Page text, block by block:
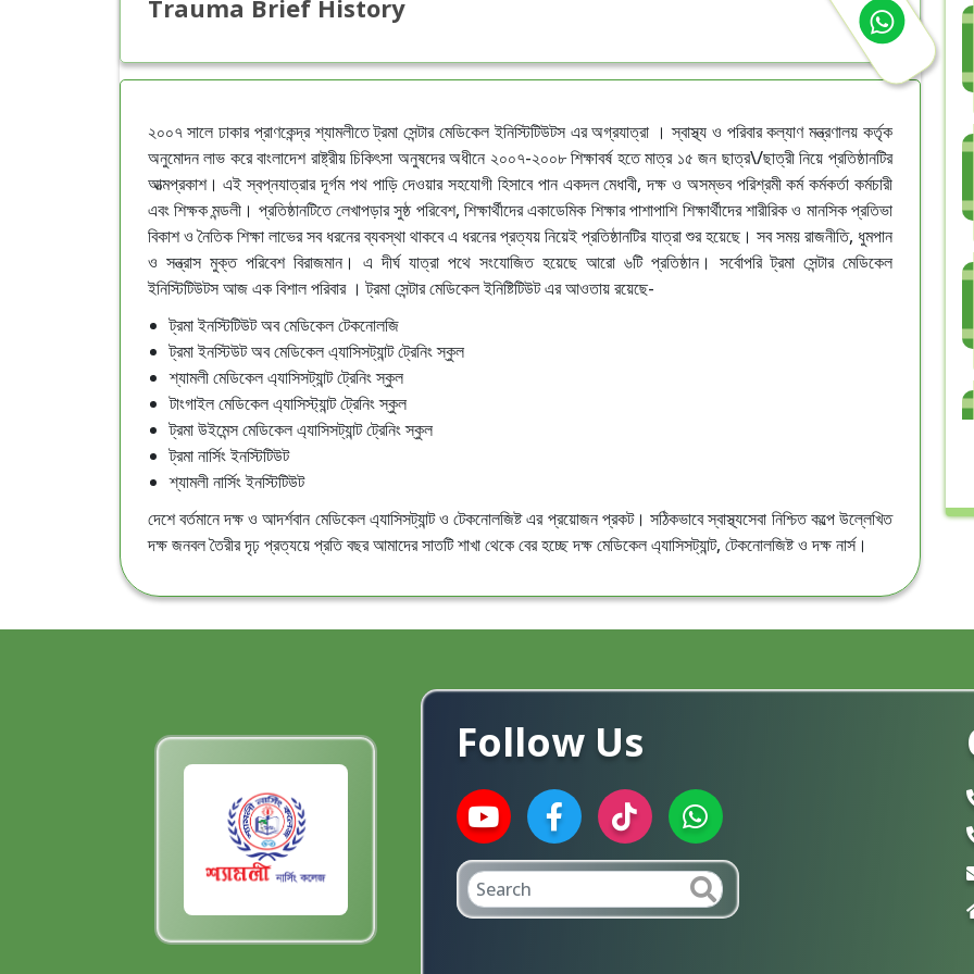
Trauma Brief History
২০০৭ সালে ঢাকার প্রাণকেন্দ্র শ্যামলীতে ট্রমা সেন্টার মেডিকেল ইনিস্টিটিউটস এর অগ্রযাত্রা । স্বাস্থ্য ও পরিবার কল্যাণ মন্ত্রণালয় কর্তৃক
অনুমোদন লাভ করে বাংলাদেশ রাষ্ট্রীয় চিকিৎসা অনুষদের অধীনে ২০০৭-২০০৮ শিক্ষাবর্ষ হতে মাত্র ১৫ জন ছাত্র\/ছাত্রী নিয়ে প্রতিষ্ঠানটির
আত্মপ্রকাশ। এই স্বপ্নযাত্রার দূর্গম পথ পাড়ি দেওয়ার সহযোগী হিসাবে পান একদল মেধাবী, দক্ষ ও অসম্ভব পরিশ্রমী কর্ম কর্মকর্তা কর্মচারী
এবং শিক্ষক মন্ডলী। প্রতিষ্ঠানটিতে লেখাপড়ার সুষ্ঠ পরিবেশ, শিক্ষার্থীদের একাডেমিক শিক্ষার পাশাপাশি শিক্ষার্থীদের শারীরিক ও মানসিক প্রতিভা
বিকাশ ও নৈতিক শিক্ষা লাভের সব ধরনের ব্যবস্থা থাকবে এ ধরনের প্রত্যয় নিয়েই প্রতিষ্ঠানটির যাত্রা শুর হয়েছে। সব সময় রাজনীতি, ধুমপান
ও সন্ত্রাস মুক্ত পরিবেশ বিরাজমান। এ দীর্ঘ যাত্রা পথে সংযোজিত হয়েছে আরো ৬টি প্রতিষ্ঠান। সর্বোপরি ট্রমা সেন্টার মেডিকেল
ইনিস্টিটিউটস আজ এক বিশাল পরিবার । ট্রমা সেন্টার মেডিকেল ইনিষ্টিটিউট এর আওতায় রয়েছে-
ট্রমা ইনস্টিটিউট অব মেডিকেল টেকনোলজি
ট্রমা ইনস্টিউট অব মেডিকেল এ্যাসিসট্যান্ট ট্রেনিং স্কুল
শ্যামলী মেডিকেল এ্যাসিসট্যান্ট ট্রেনিং স্কুল
টাংগাইল মেডিকেল এ্যাসিস্ট্যান্ট ট্রেনিং স্কুল
ট্রমা উইমেন্স মেডিকেল এ্যাসিসট্যান্ট ট্রেনিং স্কুল
ট্রমা নার্সিং ইনস্টিটিউট
শ্যামলী নার্সিং ইনস্টিটিউট
দেশে বর্তমানে দক্ষ ও আদর্শবান মেডিকেল এ্যাসিসট্যান্ট ও টেকনোলজিষ্ট এর প্রয়োজন প্রকট। সঠিকভাবে স্বাস্থ্যসেবা নিশ্চিত কল্পে উল্লেখিত
দক্ষ জনবল তৈরীর দৃঢ় প্রত্যয়ে প্রতি বছর আমাদের সাতটি শাখা থেকে বের হচ্ছে দক্ষ মেডিকেল এ্যাসিসট্যান্ট, টেকনোলজিষ্ট ও দক্ষ নার্স।
Follow Us